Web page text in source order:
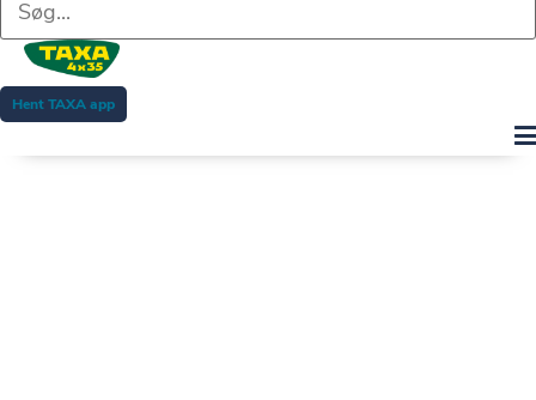
Hent TAXA app